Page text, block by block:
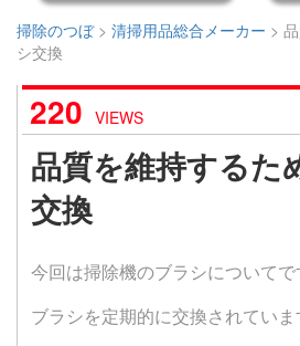
掃除のつぼ> 清掃用品総合メーカー >
シ交換
220 VIEWS
品質を維持するた
交換
今回は掃除機のブラシについてで
ブラシを定期的に交換されていま